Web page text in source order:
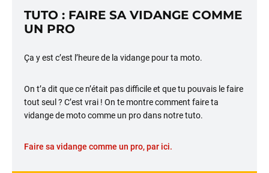
TUTO : FAIRE SA VIDANGE COMME
UN PRO
Ça y est c’est l’heure de la vidange pour ta moto.
On t’a dit que ce n’était pas difficile et que tu pouvais le faire
tout seul ? C’est vrai ! On te montre comment faire ta
vidange de moto comme un pro dans notre tuto.
Faire sa vidange comme un pro, par ici.